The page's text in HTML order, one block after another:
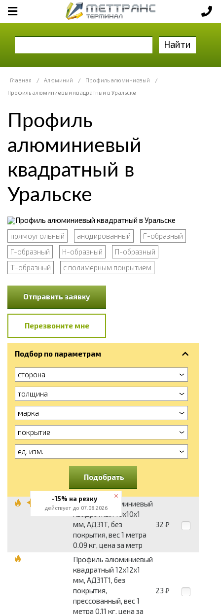
Найти
Главная / Алюминий / Профиль алюминиевый
/
Профиль алюминиевый квадратный в Уральске
Профиль
алюминиевый
квадратный в
Уральске
прямоугольный анодированный
F-образный
Г-образный
Н-образный
П-образный
Т-образный
с полимерным покрытием
Отправить заявку
Перезвоните мне
Подбор по параметрам
сторона
толщина
марка
покрытие
ед. изм.
Подобрать
Профиль алюминиевый
квадратный 10x10x1
мм, АД31Т, без
покрытия, вес 1 метра
0.09 кг, цена за метр
32 ₽
Профиль алюминиевый
квадратный 12x12x1
мм, АД31Т1, без
покрытия,
прессованный, вес 1
метра 0.11 кг, цена за
23 ₽
-15% на резку
действует до 07.08.2026